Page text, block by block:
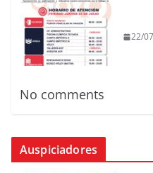
22/
No comments
Auspiciadores